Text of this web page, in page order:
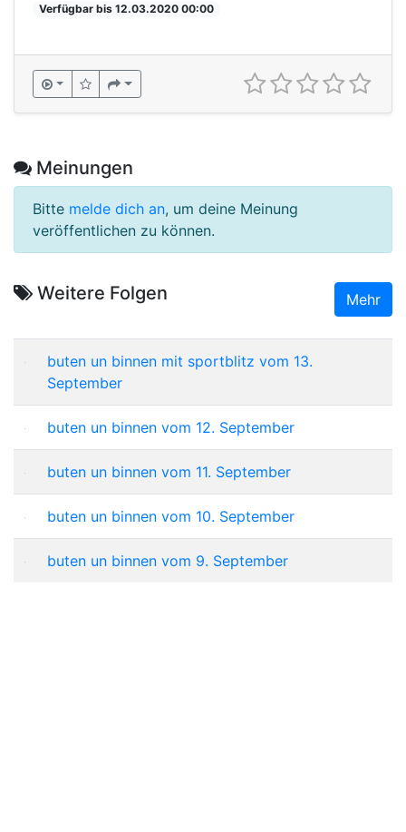
Verfügbar bis 12.03.2020 00:00
Meinungen
Bitte melde dich an, um deine Meinung
veröffentlichen zu können.
Weitere Folgen Mehr
buten un binnen mit sportblitz vom 13.
September
buten un binnen vom 12. September
buten un binnen vom 11. September
buten un binnen vom 10. September
buten un binnen vom 9. September